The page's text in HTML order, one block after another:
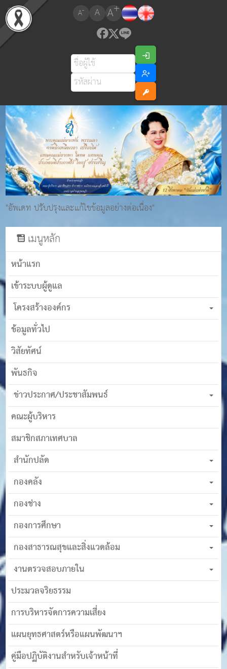
A- A A+
"อัพเดท ปรับปรุงและแก้ไขข้อมูลอย่างต่อเนื่อง"
เมนูหลัก
หน้าแรก
เข้าระบบผู้ดูแล
โครงสร้างองค์กร
ข้อมูลทั่วไป
วิสัยทัศน์
พันธกิจ
ข่าวประกาศ/ประชาสัมพนธ์
คณะผู้บริหาร
สมาชิกสภาเทศบาล
สำนักปลัด
กองคลัง
กองช่าง
กองการศึกษา
กองสาธารณสุขและสิ่งแวดล้อม
งานตรวจสอบภายใน
ประมวลจริยธรรม
การบริหารจัดการความเสี่ยง
แผนยุทธศาสตร์หรือแผนพัฒนาฯ
คู่มือปฏิบัติงานสำหรับเจ้าหน้าที่